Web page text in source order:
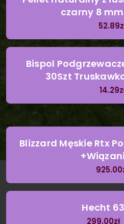
czarny 8
52.89
Bispol
30Szt
14.29
Blizzard Męskie Rtx
925.00
Hecht
299.00zł